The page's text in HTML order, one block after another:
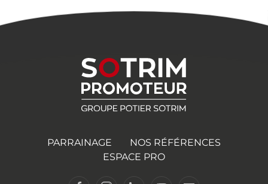
PARRAINAGE
NOS RÉFÉRENCES
ESPACE PRO